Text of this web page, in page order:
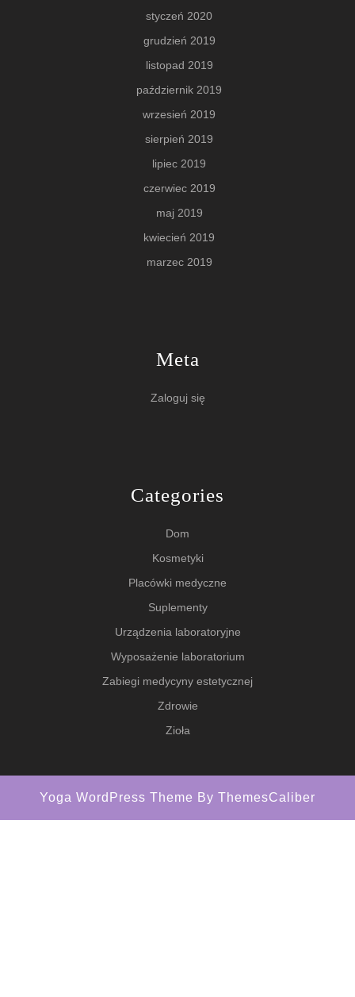
styczeń 2020
grudzień 2019
listopad 2019
październik 2019
wrzesień 2019
sierpień 2019
lipiec 2019
czerwiec 2019
maj 2019
kwiecień 2019
marzec 2019
Meta
Zaloguj się
Categories
Dom
Kosmetyki
Placówki medyczne
Suplementy
Urządzenia laboratoryjne
Wyposażenie laboratorium
Zabiegi medycyny estetycznej
Zdrowie
Zioła
Yoga WordPress Theme By ThemesCaliber